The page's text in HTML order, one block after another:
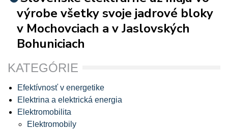
výrobe všetky svoje jadrové bloky
v Mochovciach a v Jaslovských
Bohuniciach
KATEGÓRIE
Efektívnosť v energetike
Elektrina a elektrická energia
Elektromobilita
Elektromobily